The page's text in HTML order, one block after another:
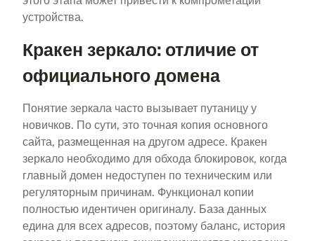
устройства.
Кракен зеркало: отличие от
официального домена
Понятие зеркала часто вызывает путаницу у
новичков. По сути, это точная копия основного
сайта, размещенная на другом адресе. Кракен
зеркало необходимо для обхода блокировок, когда
главный домен недоступен по техническим или
регуляторным причинам. Функционал копии
полностью идентичен оригиналу. База данных
едина для всех адресов, поэтому баланс, история